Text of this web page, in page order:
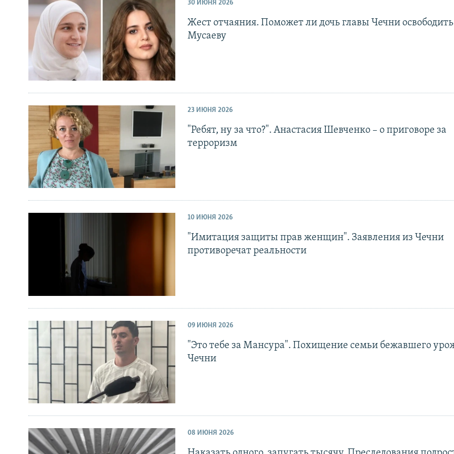
ПОДПИШИТЕСЬ НА РАССЫЛКУ
30 ИЮНЯ 2026
Жест отчаяния. Поможет ли дочь главы Чечни
Мусаеву
23 ИЮНЯ 2026
"Ребят, ну за что?". Анастасия Шевченко – о приговоре за
терроризм
10 ИЮНЯ 2026
"Имитация защиты прав женщин". Заявления из Чечни
противоречат реальности
09 ИЮНЯ 2026
"Это тебе за Мансура". Похищение семьи бежавшего
Чечни
08 ИЮНЯ 2026